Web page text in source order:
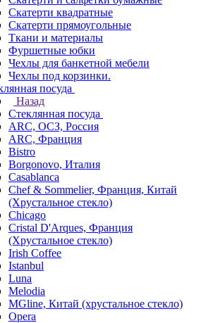
Скатерти квадратные
Скатерти прямоугольные
Ткани и материалы
Фуршетные юбки
Чехлы для банкетной мебели
Чехлы под корзинки.
посуда
Назад
Стеклянная посуда
ARC, ОСЗ, Россия
ARC, Франция
Bistro
Borgonovo, Италия
Casablanca
Chef & Sommelier, Франция, Китай
(Хрустальное стекло)
Chicago
Cristal D'Arques, Франция
(Хрустальное стекло)
Irish Coffee
Istanbul
Luna
Melodia
MGline, Китай (хрустальное стекло)
Opera